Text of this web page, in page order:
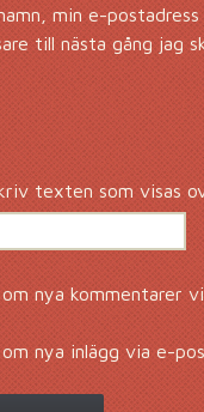
min e-
till nästa gång jag
texten som visas
nya kommentarer
nya inlägg via e-